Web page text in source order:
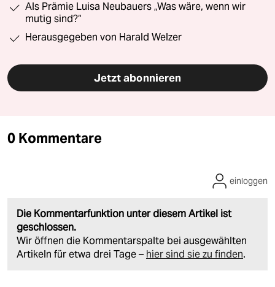
Als Prämie Luisa Neubauers „Was wäre, wenn wir
mutig sind?“
Herausgegeben von Harald Welzer
Jetzt abonnieren
0 Kommentare
Die Kommentarfunktion unter diesem Artikel ist
geschlossen.
Wir öffnen die Kommentarspalte bei ausgewählten
Artikeln für etwa drei Tage – hier sind sie zu finden.
einloggen